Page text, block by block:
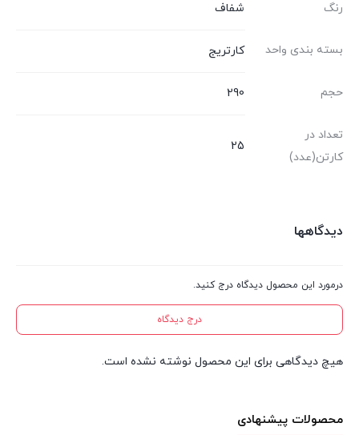
رنگ شفاف
بسته بندی واحد کارتریج
حجم 290
تعداد در
کارتن(عدد)
25
دیدگاهها
درمورد این محصول دیدگاه درج کنید.
درج دیدگاه
هیچ دیدگاهی برای این محصول نوشته نشده است.
محصولات پیشنهادی